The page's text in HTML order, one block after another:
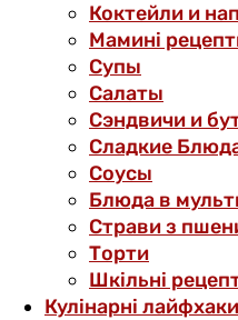
Коктейли и
Мамині
Супы
Салаты
Сэндвичи и
Сладкие
Соусы
Блюда в
Страви з
Торти
Шкільні
Кулінарні лайфхаки